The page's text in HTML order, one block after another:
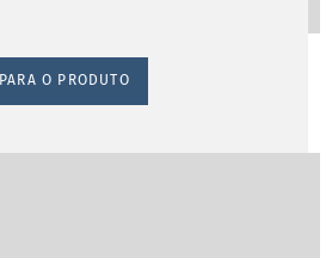
PARA O PRODUTO